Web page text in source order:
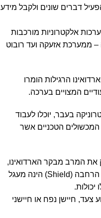
דברים שונים ולקבל מידע
אלקטרוניות מורכבות
ממערכת אזעקה ועד רובוט
הרגילות הומרו
המצויים בערכה.
בעבר, יוכלו לעבוד
הטכניים אשר
המרב מבקר הארדואינו,
נצטרך להוסיף לו הרחבות לפי הצורך. הרחבה (Shield) הינה מעגל
צעד, חיישן נפח או חיישני